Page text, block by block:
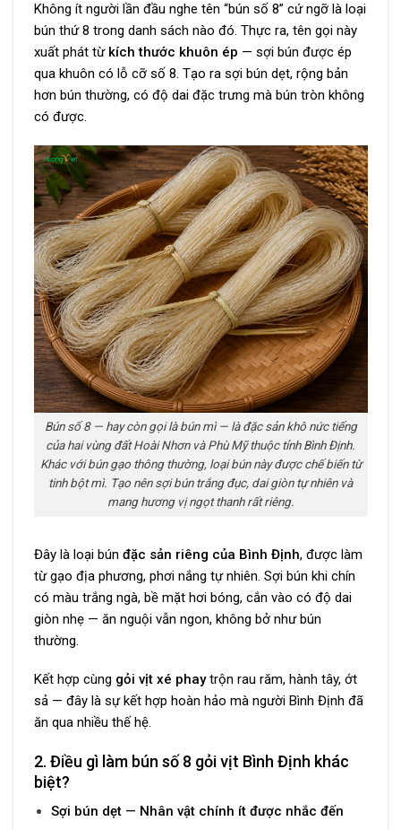
Không ít người lần đầu nghe tên “bún số 8” cứ ngỡ là loại
bún thứ 8 trong danh sách nào đó. Thực ra, tên gọi này
xuất phát từ kích thước khuôn ép — sợi bún được ép
qua khuôn có lỗ cỡ số 8. Tạo ra sợi bún dẹt, rộng bản
hơn bún thường, có độ dai đặc trưng mà bún tròn không
có được.
Bún số 8 — hay còn gọi là bún mì — là đặc sản khô nức tiếng
của hai vùng đất Hoài Nhơn và Phù Mỹ thuộc tỉnh Bình Định.
Khác với bún gạo thông thường, loại bún này được chế biến từ
tinh bột mì. Tạo nên sợi bún trắng đục, dai giòn tự nhiên và
mang hương vị ngọt thanh rất riêng.
Đây là loại bún đặc sản riêng của Bình Định, được làm
từ gạo địa phương, phơi nắng tự nhiên. Sợi bún khi chín
có màu trắng ngà, bề mặt hơi bóng, cắn vào có độ dai
giòn nhẹ — ăn nguội vẫn ngon, không bở như bún
thường.
Kết hợp cùng gỏi vịt xé phaytrộn rau răm, hành tây, ớt
sả — đây là sự kết hợp hoàn hảo mà người Bình Định đã
ăn qua nhiều thế hệ.
2. Điều gì làm bún số 8 gỏi vịt Bình Định khác
biệt?
Sợi bún dẹt — Nhân vật chính ít được nhắc đến